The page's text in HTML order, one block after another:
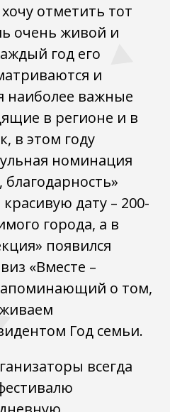
отметить тот
очень живой и
год его
и
наиболее важные
в регионе и в
в этом году
номинация
дату – 200-
города, а в
появился
«Вместе –
о том,
Год семьи.
всегда